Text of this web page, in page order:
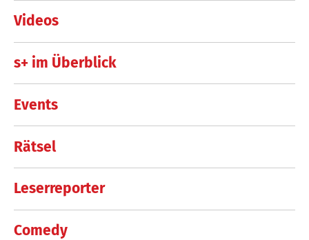
Videos
s+ im Überblick
Events
Rätsel
Leserreporter
Comedy